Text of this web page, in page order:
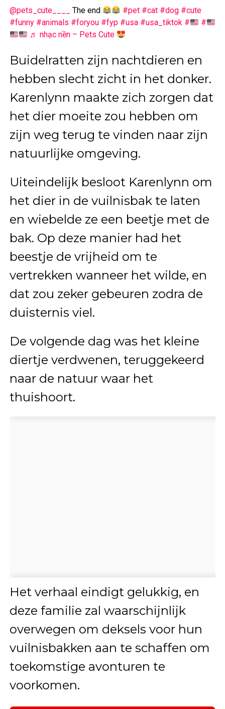
@pets_cute____ The end #pet #cat #dog #cute
#funny #animals #foryou #fyp #usa #usa_tiktok #
#
♬ nhạc nền – Pets Cute
Buidelratten zijn nachtdieren en
hebben slecht zicht in het donker.
Karenlynn maakte zich zorgen dat
het dier moeite zou hebben om
zijn weg terug te vinden naar zijn
natuurlijke omgeving.
Uiteindelijk besloot Karenlynn om
het dier in de vuilnisbak te laten
en wiebelde ze een beetje met de
bak. Op deze manier had het
beestje de vrijheid om te
vertrekken wanneer het wilde, en
dat zou zeker gebeuren zodra de
duisternis viel.
De volgende dag was het kleine
diertje verdwenen, teruggekeerd
naar de natuur waar het
thuishoort.
Het verhaal eindigt gelukkig, en
deze familie zal waarschijnlijk
overwegen om deksels voor hun
vuilnisbakken aan te schaffen om
toekomstige avonturen te
voorkomen.